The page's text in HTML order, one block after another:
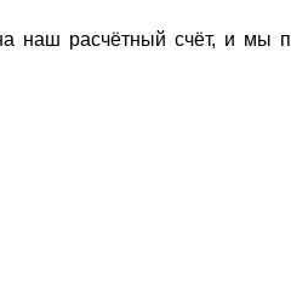
наш расчётный счёт, и мы